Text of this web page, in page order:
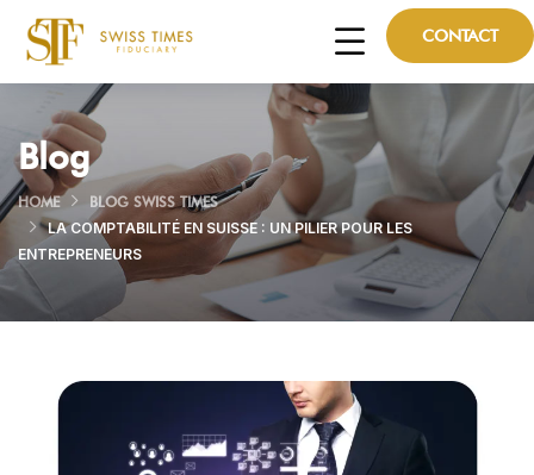
CONTACT
Blog
HOME
BLOG SWISS TIMES
LA COMPTABILITÉ EN SUISSE : UN PILIER POUR LES
ENTREPRENEURS